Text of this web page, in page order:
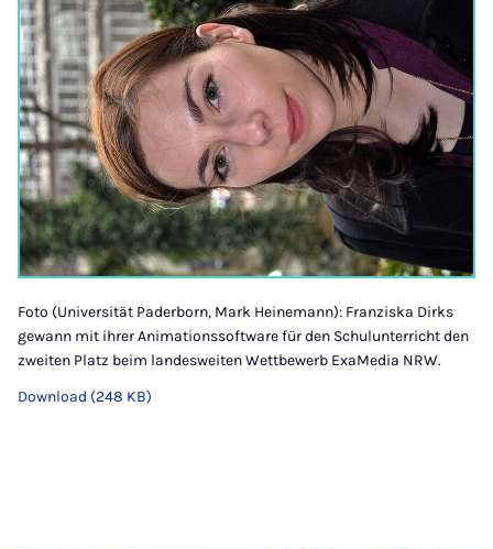
Foto (Universität Paderborn, Mark Heinemann): Franziska Dirks
gewann mit ihrer Animationssoftware für den Schulunterricht den
zweiten Platz beim landesweiten Wettbewerb ExaMedia NRW.
Download (248 KB)